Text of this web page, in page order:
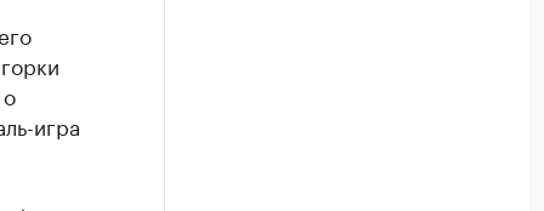
игра